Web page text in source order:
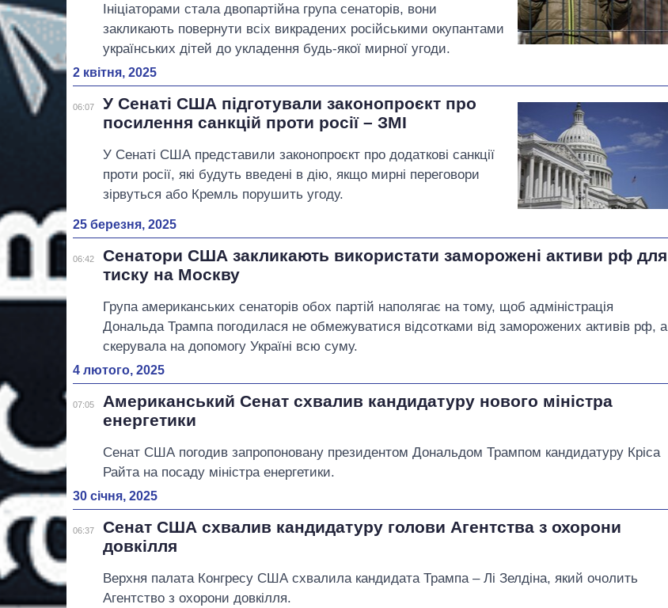
Ініціаторами стала двопартійна група сенаторів, вони
закликають повернути всіх викрадених російськими окупантами
українських дітей до укладення будь-якої мирної угоди.
2 квітня, 2025
06:07
У Сенаті США підготували законопроєкт про
посилення санкцій проти росії – ЗМІ
У Сенаті США представили законопроєкт про додаткові санкції
проти росії, які будуть введені в дію, якщо мирні переговори
зірвуться або Кремль порушить угоду.
25 березня, 2025
06:42
Сенатори США закликають використати заморожені активи рф для
тиску на Москву
Група американських сенаторів обох партій наполягає на тому, щоб адміністрація
Дональда Трампа погодилася не обмежуватися відсотками від заморожених активів рф, а
скерувала на допомогу Україні всю суму.
4 лютого, 2025
07:05
Американський Сенат схвалив кандидатуру нового міністра
енергетики
Сенат США погодив запропоновану президентом Дональдом Трампом кандидатуру Кріса
Райта на посаду міністра енергетики.
30 січня, 2025
06:37
Сенат США схвалив кандидатуру голови Агентства з охорони
довкілля
Верхня палата Конгресу США схвалила кандидата Трампа – Лі Зелдіна, який очолить
Агентство з охорони довкілля.